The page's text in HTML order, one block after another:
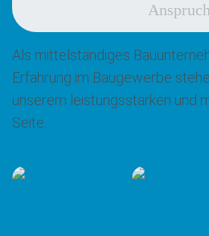
Anspruch
Als mittelständiges
Erfahrung im Baugewerbe
unserem leistungsstarken und
Seite.